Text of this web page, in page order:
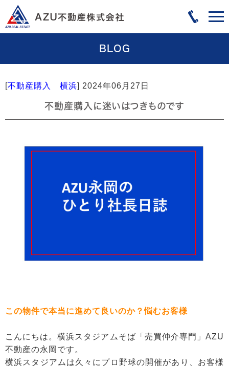
BLOG
[不動産購入 横浜] 2024年06月27日
不動産購入に迷いはつきものです
この物件で本当に進めて良いのか？悩むお客様
こんにちは。横浜スタジアムそば「売買仲介専門」AZU
不動産の永岡です。
横浜スタジアムは久々にプロ野球の開催があり、お客様